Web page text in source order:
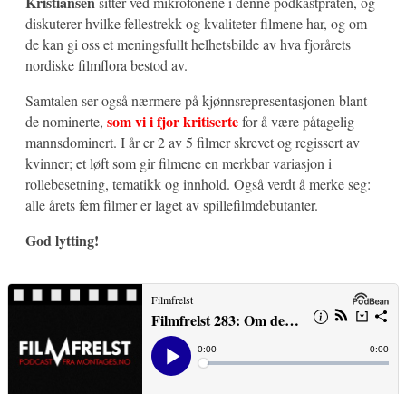
diskuterer hvilke fellestrekk og kvaliteter filmene har, og om
de kan gi oss et meningsfullt helhetsbilde av hva fjorårets
nordiske filmflora bestod av.
Samtalen ser også nærmere på kjønnsrepresentasjonen blant
de nominerte, som vi i fjor kritisertefor å være påtagelig
mannsdominert. I år er 2 av 5 filmer skrevet og regissert av
kvinner; et løft som gir filmene en merkbar variasjon i
rollebesetning, tematikk og innhold. Også verdt å merke seg:
alle årets fem filmer er laget av spillefilmdebutanter.
God lytting!